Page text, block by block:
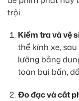
trội.
Kiểm tra và vệ
thể kính xe,
lưỡng bằng
toàn bụi bẩn,
Đo đạc và cắt